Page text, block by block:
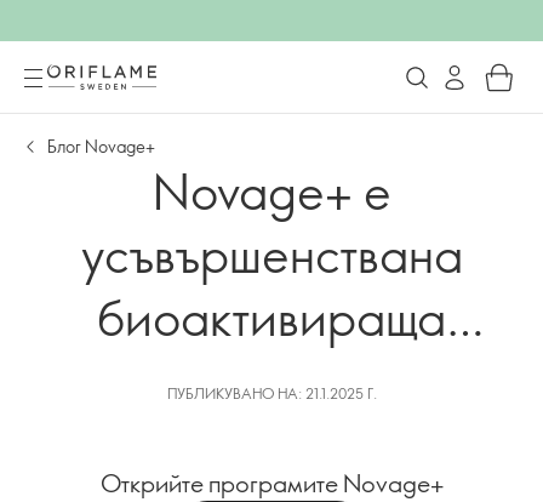
Блог Novage+
Novage+ е
усъвършенствана
биоактивираща
грижа, вдъхновена от
ПУБЛИКУВАНО НА: 21.1.2025 Г.
Открийте програмите Novage+